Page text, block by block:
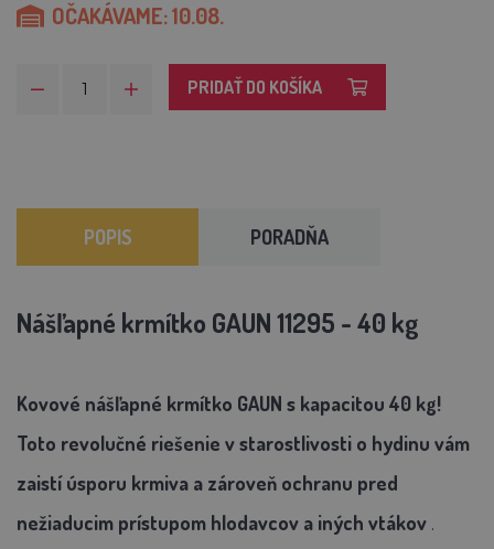
OČAKÁVAME: 10.08.
PRIDAŤ DO KOŠÍKA
POPIS PORADŇA
Nášľapné krmítko GAUN 11295 - 40 kg
Kovové nášľapné krmítko GAUN s kapacitou 40 kg!
Toto revolučné riešenie v starostlivosti o hydinu vám
zaistí úsporu krmiva a zároveň ochranu pred
nežiaducim prístupom hlodavcov a iných vtákov .